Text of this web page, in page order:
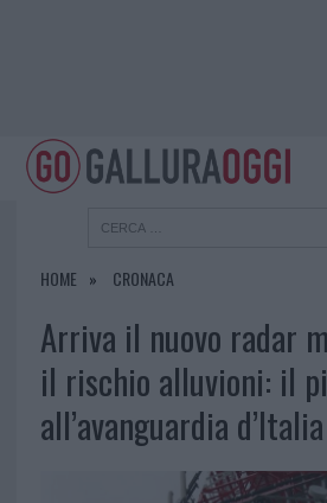
HOME CRONACA
Arriva il nuovo radar
il rischio alluvioni: il
all’avanguardia d’Italia